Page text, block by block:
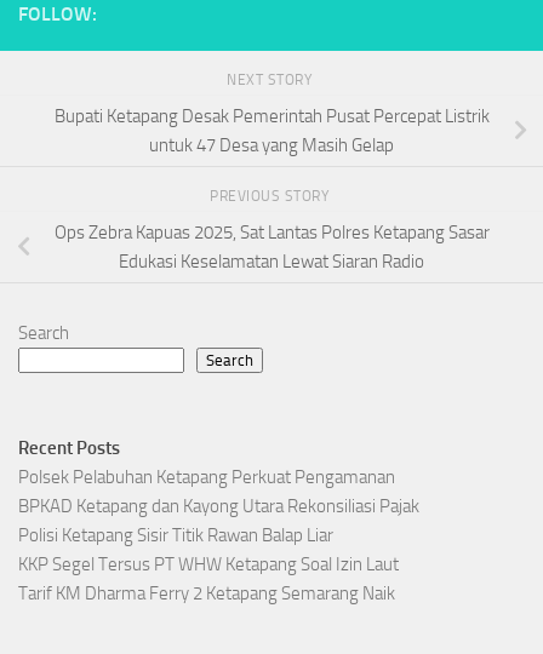
FOLLOW:
NEXT STORY
Bupati Ketapang Desak Pemerintah Pusat Percepat Listrik
untuk 47 Desa yang Masih Gelap
PREVIOUS STORY
Ops Zebra Kapuas 2025, Sat Lantas Polres Ketapang Sasar
Edukasi Keselamatan Lewat Siaran Radio
Search
Search
Recent Posts
Polsek Pelabuhan Ketapang Perkuat Pengamanan
BPKAD Ketapang dan Kayong Utara Rekonsiliasi Pajak
Polisi Ketapang Sisir Titik Rawan Balap Liar
KKP Segel Tersus PT WHW Ketapang Soal Izin Laut
Tarif KM Dharma Ferry 2 Ketapang Semarang Naik